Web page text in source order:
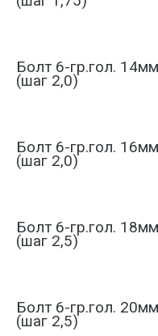
Болт 6-гр.гол.
(шаг 2,0)
Болт 6-гр.гол.
(шаг 2,0)
Болт 6-гр.гол.
(шаг 2,5)
Болт 6-гр.гол.
(шаг 2,5)